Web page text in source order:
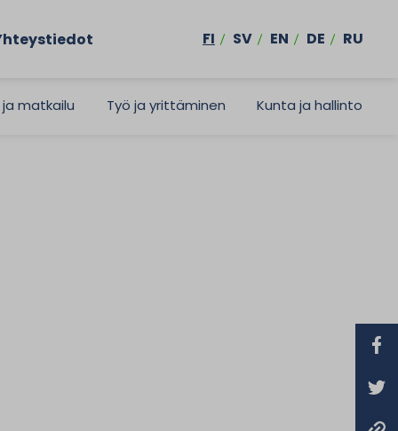
FI SV EN DE RU
ja matkailu Työ ja yrittäminen Kunta ja hallinto